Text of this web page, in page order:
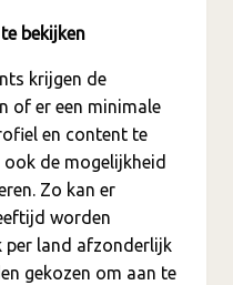
bekijken
krijgen de
of er een minimale
en content te
ook de mogelijkheid
Zo kan er
worden
per land afzonderlijk
gekozen om aan te